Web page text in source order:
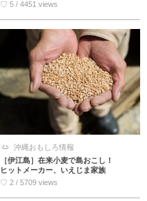
♡ 5 / 4451 views
沖縄おもしろ情報
［伊江島］在来小麦で島おこし！
ヒットメーカー、いえじま家族
♡ 2 / 5709 views